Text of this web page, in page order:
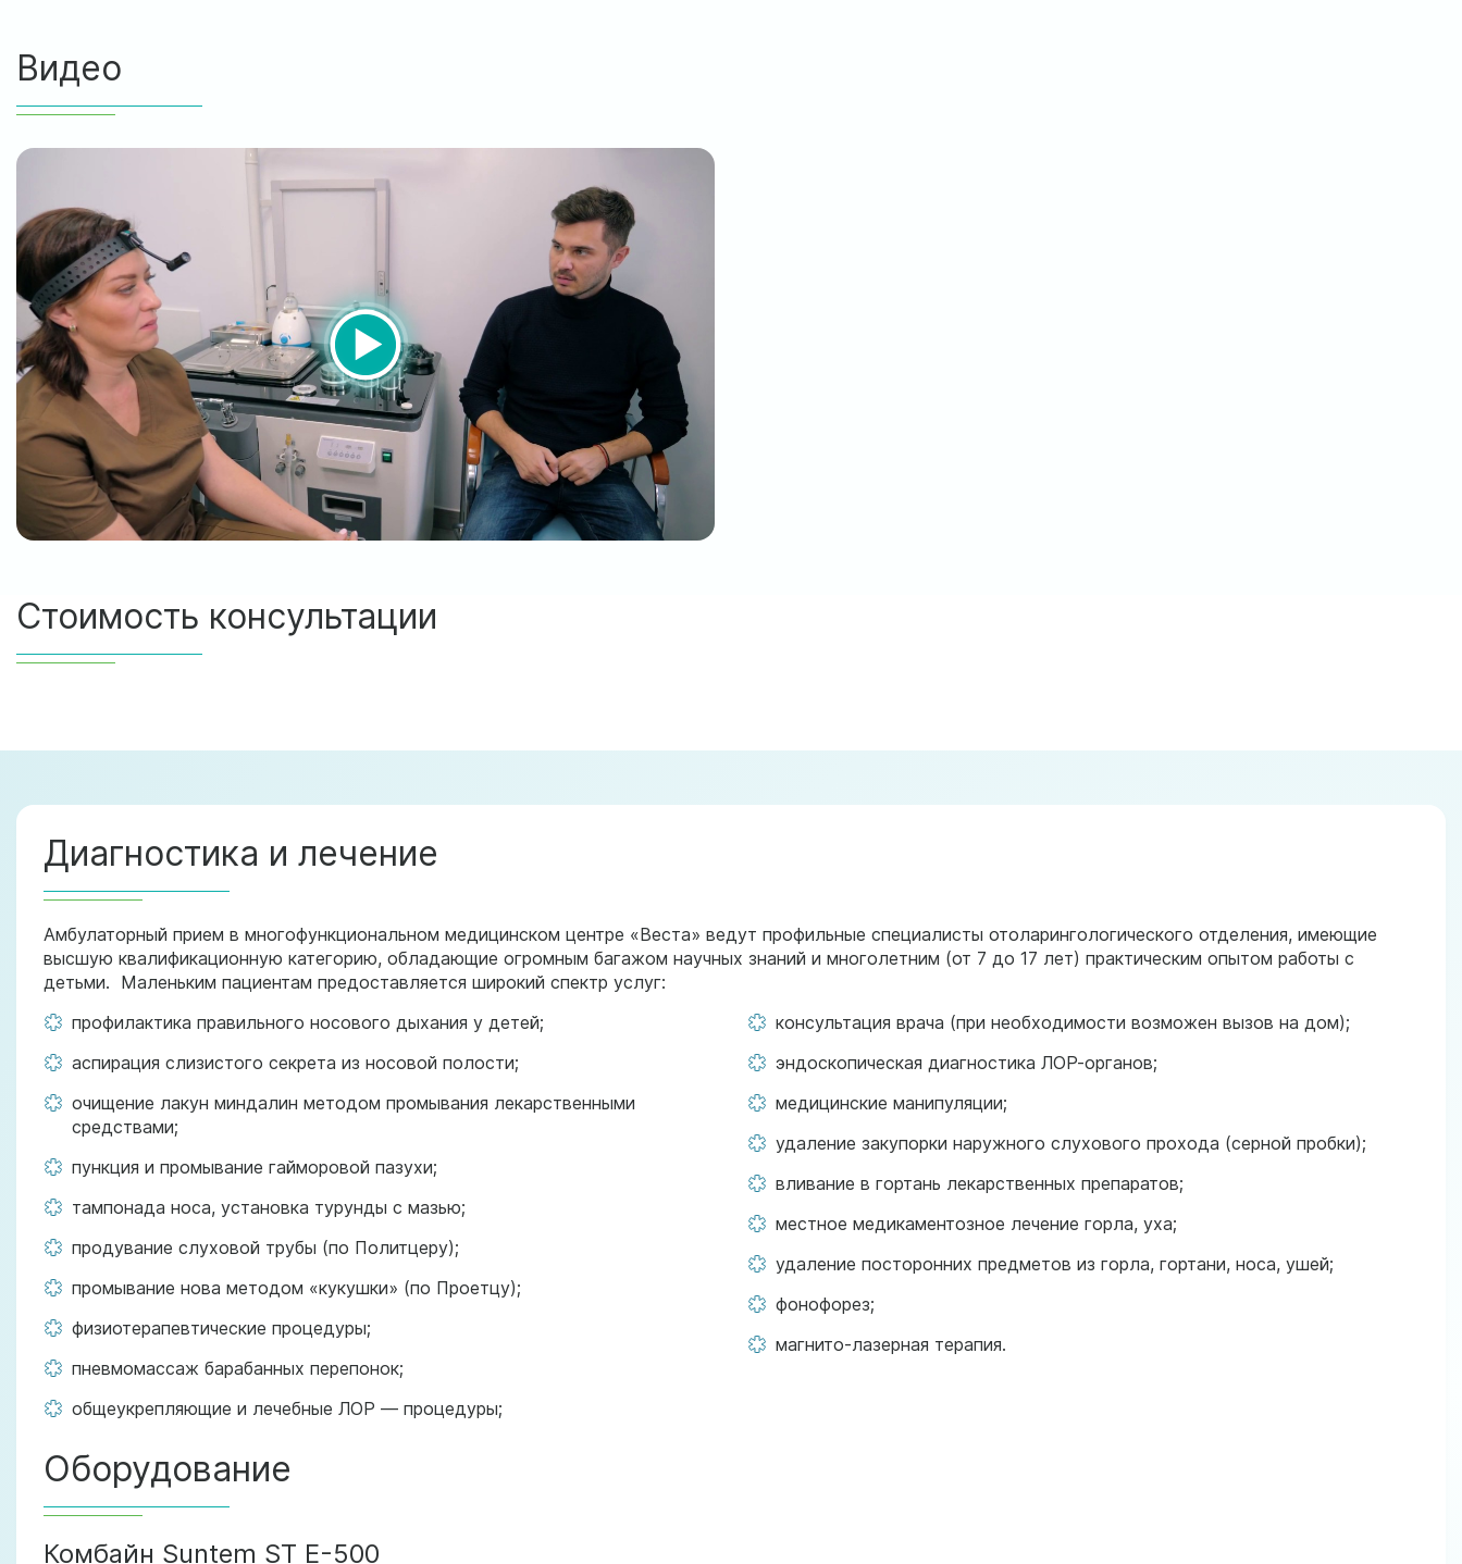
Видео
Стоимость консультации
Диагностика и лечение
Амбулаторный прием в многофункциональном медицинском центре «Веста» ведут профильные специалисты отоларингологического отделения, имеющие
высшую квалификационную категорию, обладающие огромным багажом научных знаний и многолетним (от 7 до 17 лет) практическим опытом работы с
детьми. Маленьким пациентам предоставляется широкий спектр услуг:
профилактика правильного носового дыхания у детей;
аспирация слизистого секрета из носовой полости;
очищение лакун миндалин методом промывания лекарственными
средствами;
пункция и промывание гайморовой пазухи;
тампонада носа, установка турунды с мазью;
продувание слуховой трубы (по Политцеру);
промывание нова методом «кукушки» (по Проетцу);
физиотерапевтические процедуры;
пневмомассаж барабанных перепонок;
общеукрепляющие и лечебные ЛОР — процедуры;
консультация врача (при необходимости возможен вызов на дом);
эндоскопическая диагностика ЛОР-органов;
медицинские манипуляции;
удаление закупорки наружного слухового прохода (серной пробки);
вливание в гортань лекарственных препаратов;
местное медикаментозное лечение горла, уха;
удаление посторонних предметов из горла, гортани, носа, ушей;
фонофорез;
магнито-лазерная терапия.
Оборудование
Комбайн Suntem ST E-500